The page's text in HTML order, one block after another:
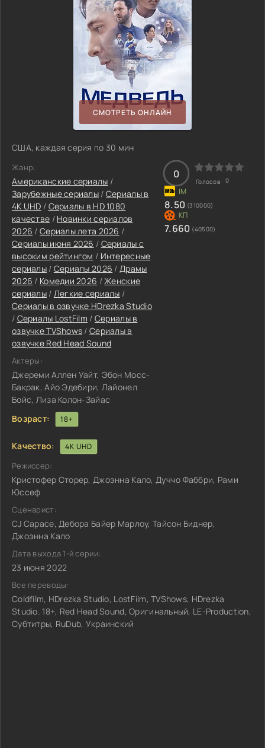
СМОТРЕТЬ ОНЛАЙН
США, каждая серия по 30 мин
Жанр:
Американские сериалы /
Зарубежные сериалы / Сериалы в
4K UHD / Сериалы в HD 1080
качестве / Новинки сериалов
2026 / Сериалы лета 2026 /
Сериалы июня 2026 / Сериалы с
высоким рейтингом / Интересные
сериалы/ Сериалы 2026 /Драмы
2026 / Комедии 2026 /Женские
сериалы/ Легкие сериалы /
Сериалы в озвучке HDrezka Studio
/ Сериалы LostFilm / Сериалы в
озвучке TVShows /Сериалы в
озвучке Red Head Sound
Актеры:
Джереми Аллен Уайт, Эбон Мосс-
Бакрак, Айо Эдебири, Лайонел
Бойс, Лиза Колон-Зайас
Возраст:
18+
0
Голосов: 0
8.50 (310000)
7.660 (40500)
Качество: 4K UHD
Режиссер:
Кристофер Сторер, Джоэнна Кало, Дуччо Фаббри, Рами
Юссеф
Сценарист:
CJ Capace, Дебора Байер Марлоу, Тайсон Биднер,
Джоэнна Кало
Дата выхода 1-й серии:
23 июня 2022
Все переводы:
Coldfilm, HDrezka Studio, LostFilm, TVShows, HDrezka
Studio. 18+, Red Head Sound, Оригинальный, LE-Production,
Субтитры, RuDub, Украинский